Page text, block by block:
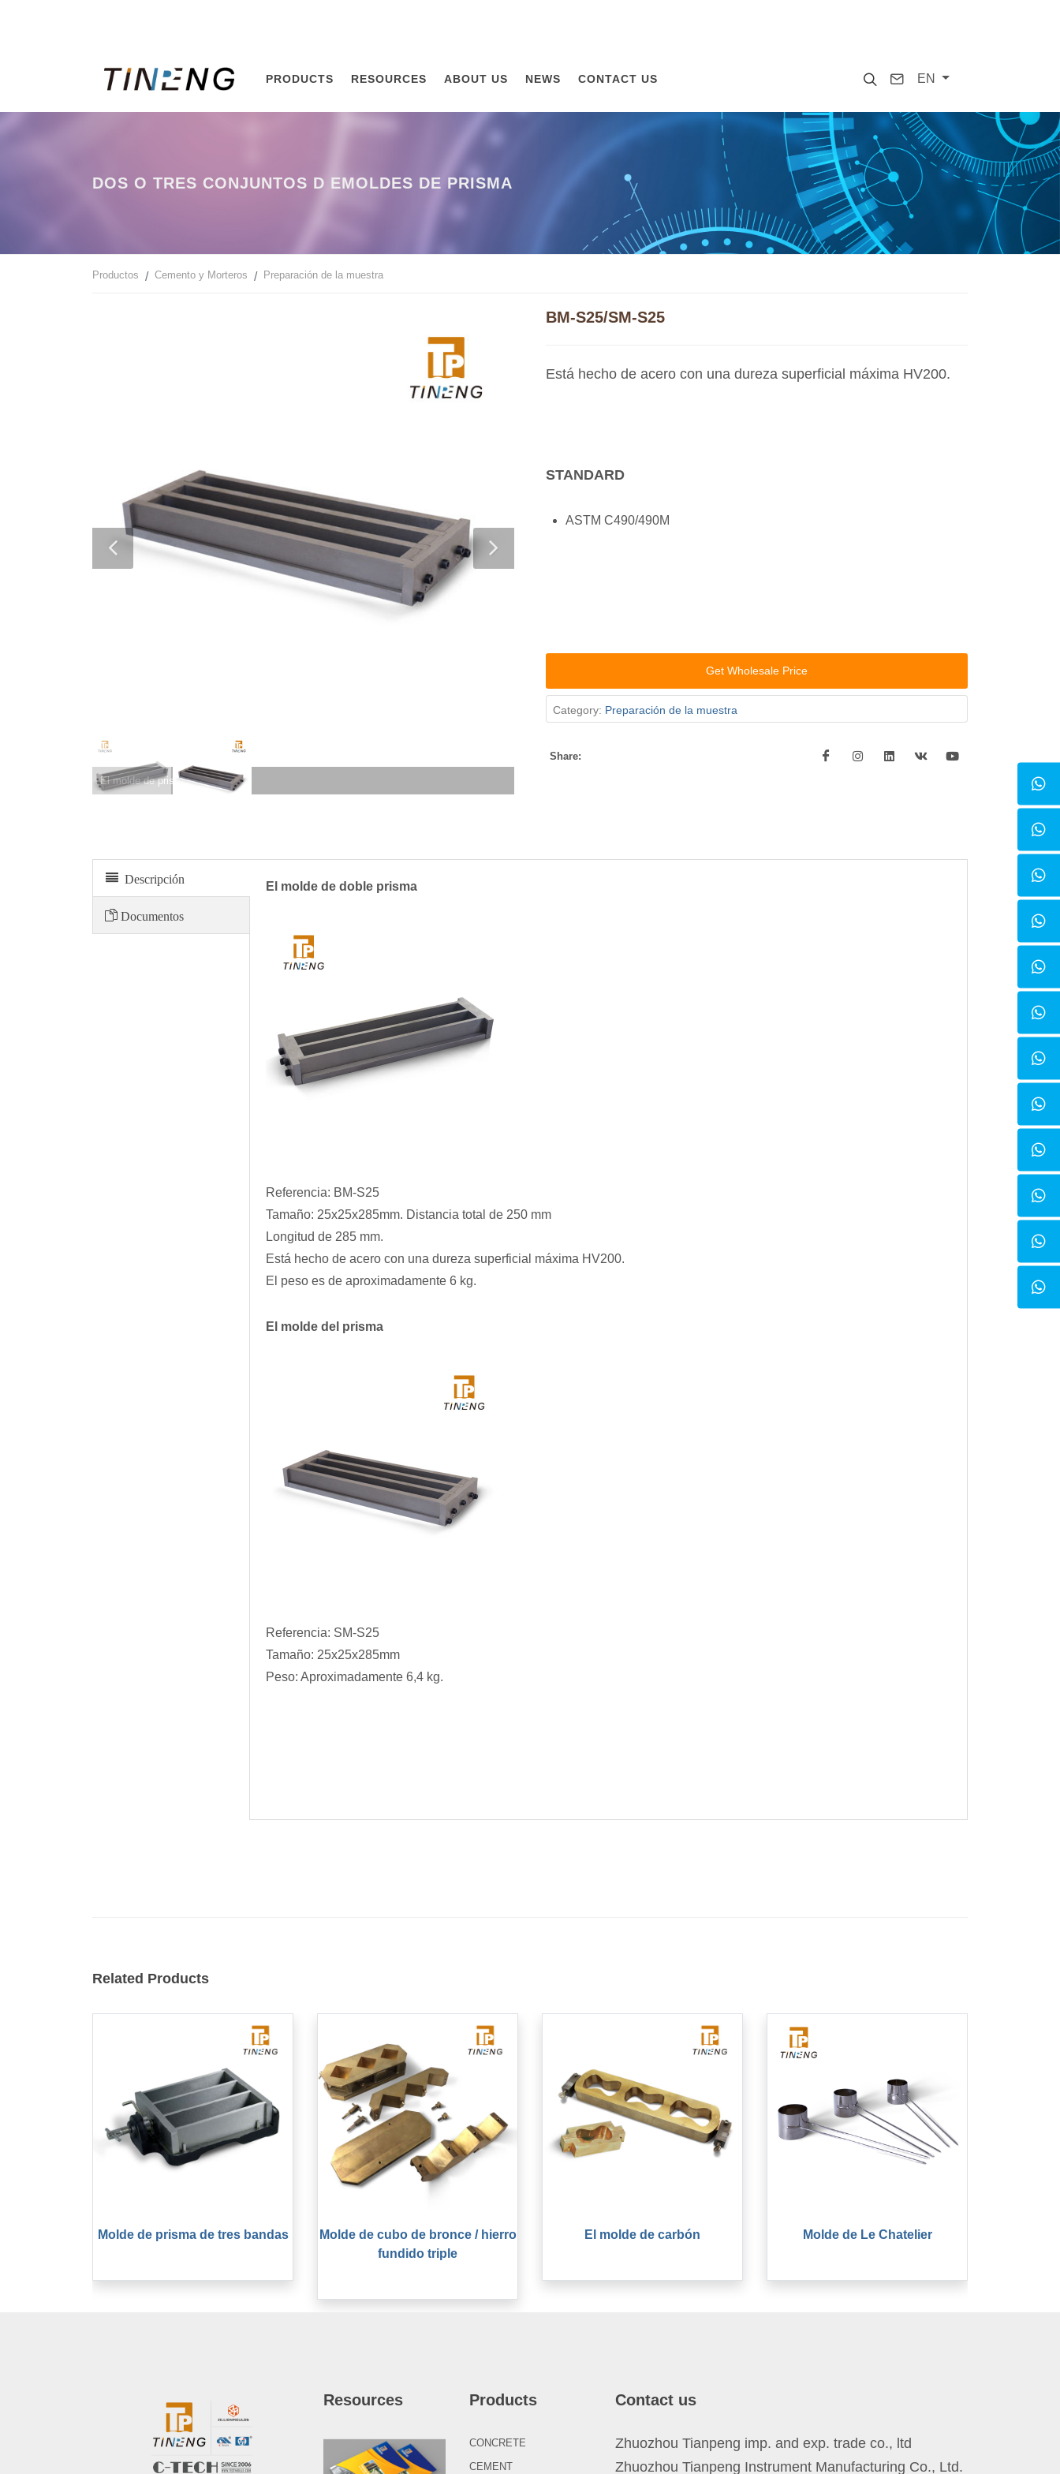
SearchContact
EN
PRODUCTS RESOURCES ABOUT US NEWS CONTACT US
DOS O TRES CONJUNTOS D EMOLDES DE PRISMA
Productos Cemento y Morteros Preparación de la muestra
El molde de prisma doble BM-S25
BM-S25/SM-S25
Está hecho de acero con una dureza superficial máxima HV200.
STANDARD
ASTM C490/490M
Get Wholesale Price
Category: Preparación de la muestra
Share:
Descripción
Documentos
El molde de doble prisma
Referencia: BM-S25
Tamaño: 25x25x285mm. Distancia total de 250 mm
Longitud de 285 mm.
Está hecho de acero con una dureza superficial máxima HV200.
El peso es de aproximadamente 6 kg.
El molde del prisma
Referencia: SM-S25
Tamaño: 25x25x285mm
Peso: Aproximadamente 6,4 kg.
Related Products
Molde de prisma de tres bandas
Molde de cubo de bronce / hierro
fundido triple
El molde de carbón Molde de Le Chatelier
Resources Products
CONCRETE
CEMENT
Contact us
Zhuozhou Tianpeng imp. and exp. trade co., ltd
Zhuozhou Tianpeng Instrument Manufacturing Co., Ltd.